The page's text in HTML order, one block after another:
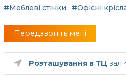
Меблеві стінки
Офісні
Передзвоніть мені
Розташування в ТЦ зал